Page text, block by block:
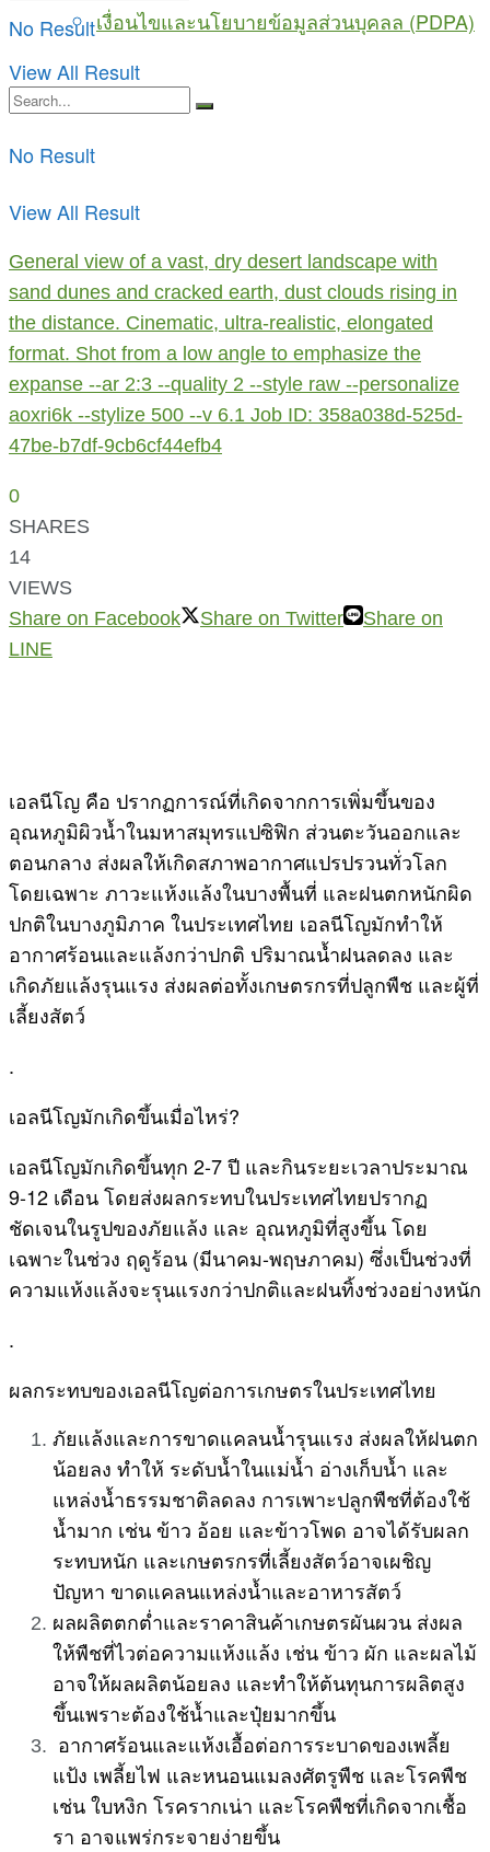
เงื่อนไขและนโยบายข้อมูลส่วนบุคลล (PDPA)
No Result
View All Result
No Result
View All Result
General view of a vast, dry desert landscape with
sand dunes and cracked earth, dust clouds rising in
the distance. Cinematic, ultra-realistic, elongated
format. Shot from a low angle to emphasize the
expanse --ar 2:3 --quality 2 --style raw --personalize
aoxri6k --stylize 500 --v 6.1 Job ID: 358a038d-525d-
47be-b7df-9cb6cf44efb4
0
SHARES
14
VIEWS
Share on Facebook
Share on Twitter
Share on
LINE
เอลนีโญ คือ ปรากฏการณ์ที่เกิดจากการเพิ่มขึ้นของ
อุณหภูมิผิวน้ำในมหาสมุทรแปซิฟิก ส่วนตะวันออกและ
ตอนกลาง ส่งผลให้เกิดสภาพอากาศแปรปรวนทั่วโลก
โดยเฉพาะ ภาวะแห้งแล้งในบางพื้นที่ และฝนตกหนักผิด
ปกติในบางภูมิภาค ในประเทศไทย เอลนีโญมักทำให้
อากาศร้อนและแล้งกว่าปกติ ปริมาณน้ำฝนลดลง และ
เกิดภัยแล้งรุนแรง ส่งผลต่อทั้งเกษตรกรที่ปลูกพืช และผู้ที่
เลี้ยงสัตว์
.
เอลนีโญมักเกิดขึ้นเมื่อไหร่?
เอลนีโญมักเกิดขึ้นทุก 2-7 ปี และกินระยะเวลาประมาณ
9-12 เดือน โดยส่งผลกระทบในประเทศไทยปรากฏ
ชัดเจนในรูปของภัยแล้ง และ อุณหภูมิที่สูงขึ้น โดย
เฉพาะในช่วง ฤดูร้อน (มีนาคม-พฤษภาคม) ซึ่งเป็นช่วงที่
ความแห้งแล้งจะรุนแรงกว่าปกติและฝนทิ้งช่วงอย่างหนัก
.
ผลกระทบของเอลนีโญต่อการเกษตรในประเทศไทย
ภัยแล้งและการขาดแคลนน้ำรุนแรง ส่งผลให้ฝนตก
น้อยลง ทำให้ ระดับน้ำในแม่น้ำ อ่างเก็บน้ำ และ
แหล่งน้ำธรรมชาติลดลง การเพาะปลูกพืชที่ต้องใช้
น้ำมาก เช่น ข้าว อ้อย และข้าวโพด อาจได้รับผลก
ระทบหนัก และเกษตรกรที่เลี้ยงสัตว์อาจเผชิญ
ปัญหา ขาดแคลนแหล่งน้ำและอาหารสัตว์
ผลผลิตตกต่ำและราคาสินค้าเกษตรผันผวน ส่งผล
ให้พืชที่ไวต่อความแห้งแล้ง เช่น ข้าว ผัก และผลไม้
อาจให้ผลผลิตน้อยลง และทำให้ต้นทุนการผลิตสูง
ขึ้นเพราะต้องใช้น้ำและปุ๋ยมากขึ้น
อากาศร้อนและแห้งเอื้อต่อการระบาดของเพลี้ย
แป้ง เพลี้ยไฟ และหนอนแมลงศัตรูพืช และโรคพืช
เช่น ใบหงิก โรครากเน่า และโรคพืชที่เกิดจากเชื้อ
รา อาจแพร่กระจายง่ายขึ้น